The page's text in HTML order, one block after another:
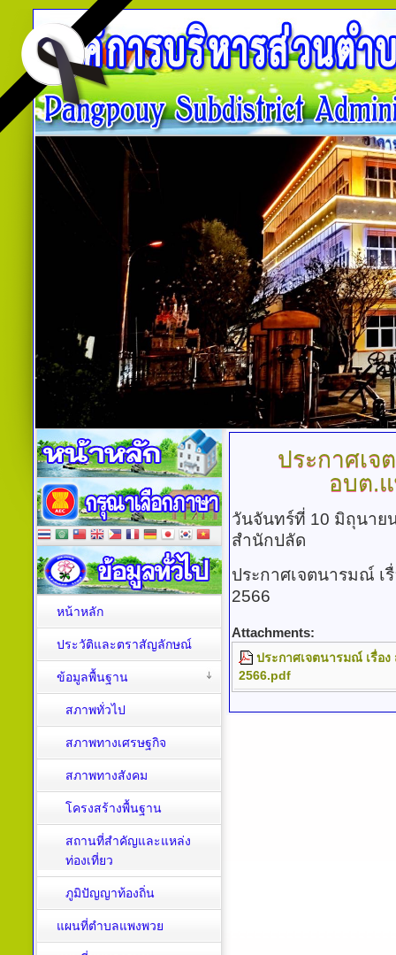
ประกาศเ
อบต.
วันจันทร์ที่ 10 มิถุนาย
สำนักปลัด
ประกาศเจตนารมณ์ เ
2566
Attachments:
ประกาศเจตนารมณ์ เรื่อ
2566.pdf
หน้าหลัก
ประวัติและตราสัญลักษณ์
ข้อมูลพื้นฐาน
สภาพทั่วไป
สภาพทางเศรษฐกิจ
สภาพทางสังคม
โครงสร้างพื้นฐาน
สถานที่สำคัญและแหล่ง
ท่องเที่ยว
ภูมิปัญญาท้องถิ่น
แผนที่ตำบลแพงพวย